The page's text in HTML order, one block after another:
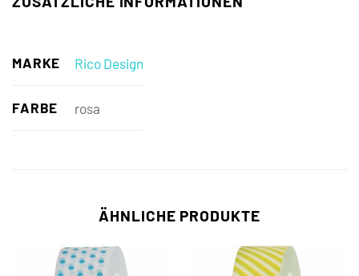
MARKE Rico Design
FARBE rosa
ÄHNLICHE PRODUKTE